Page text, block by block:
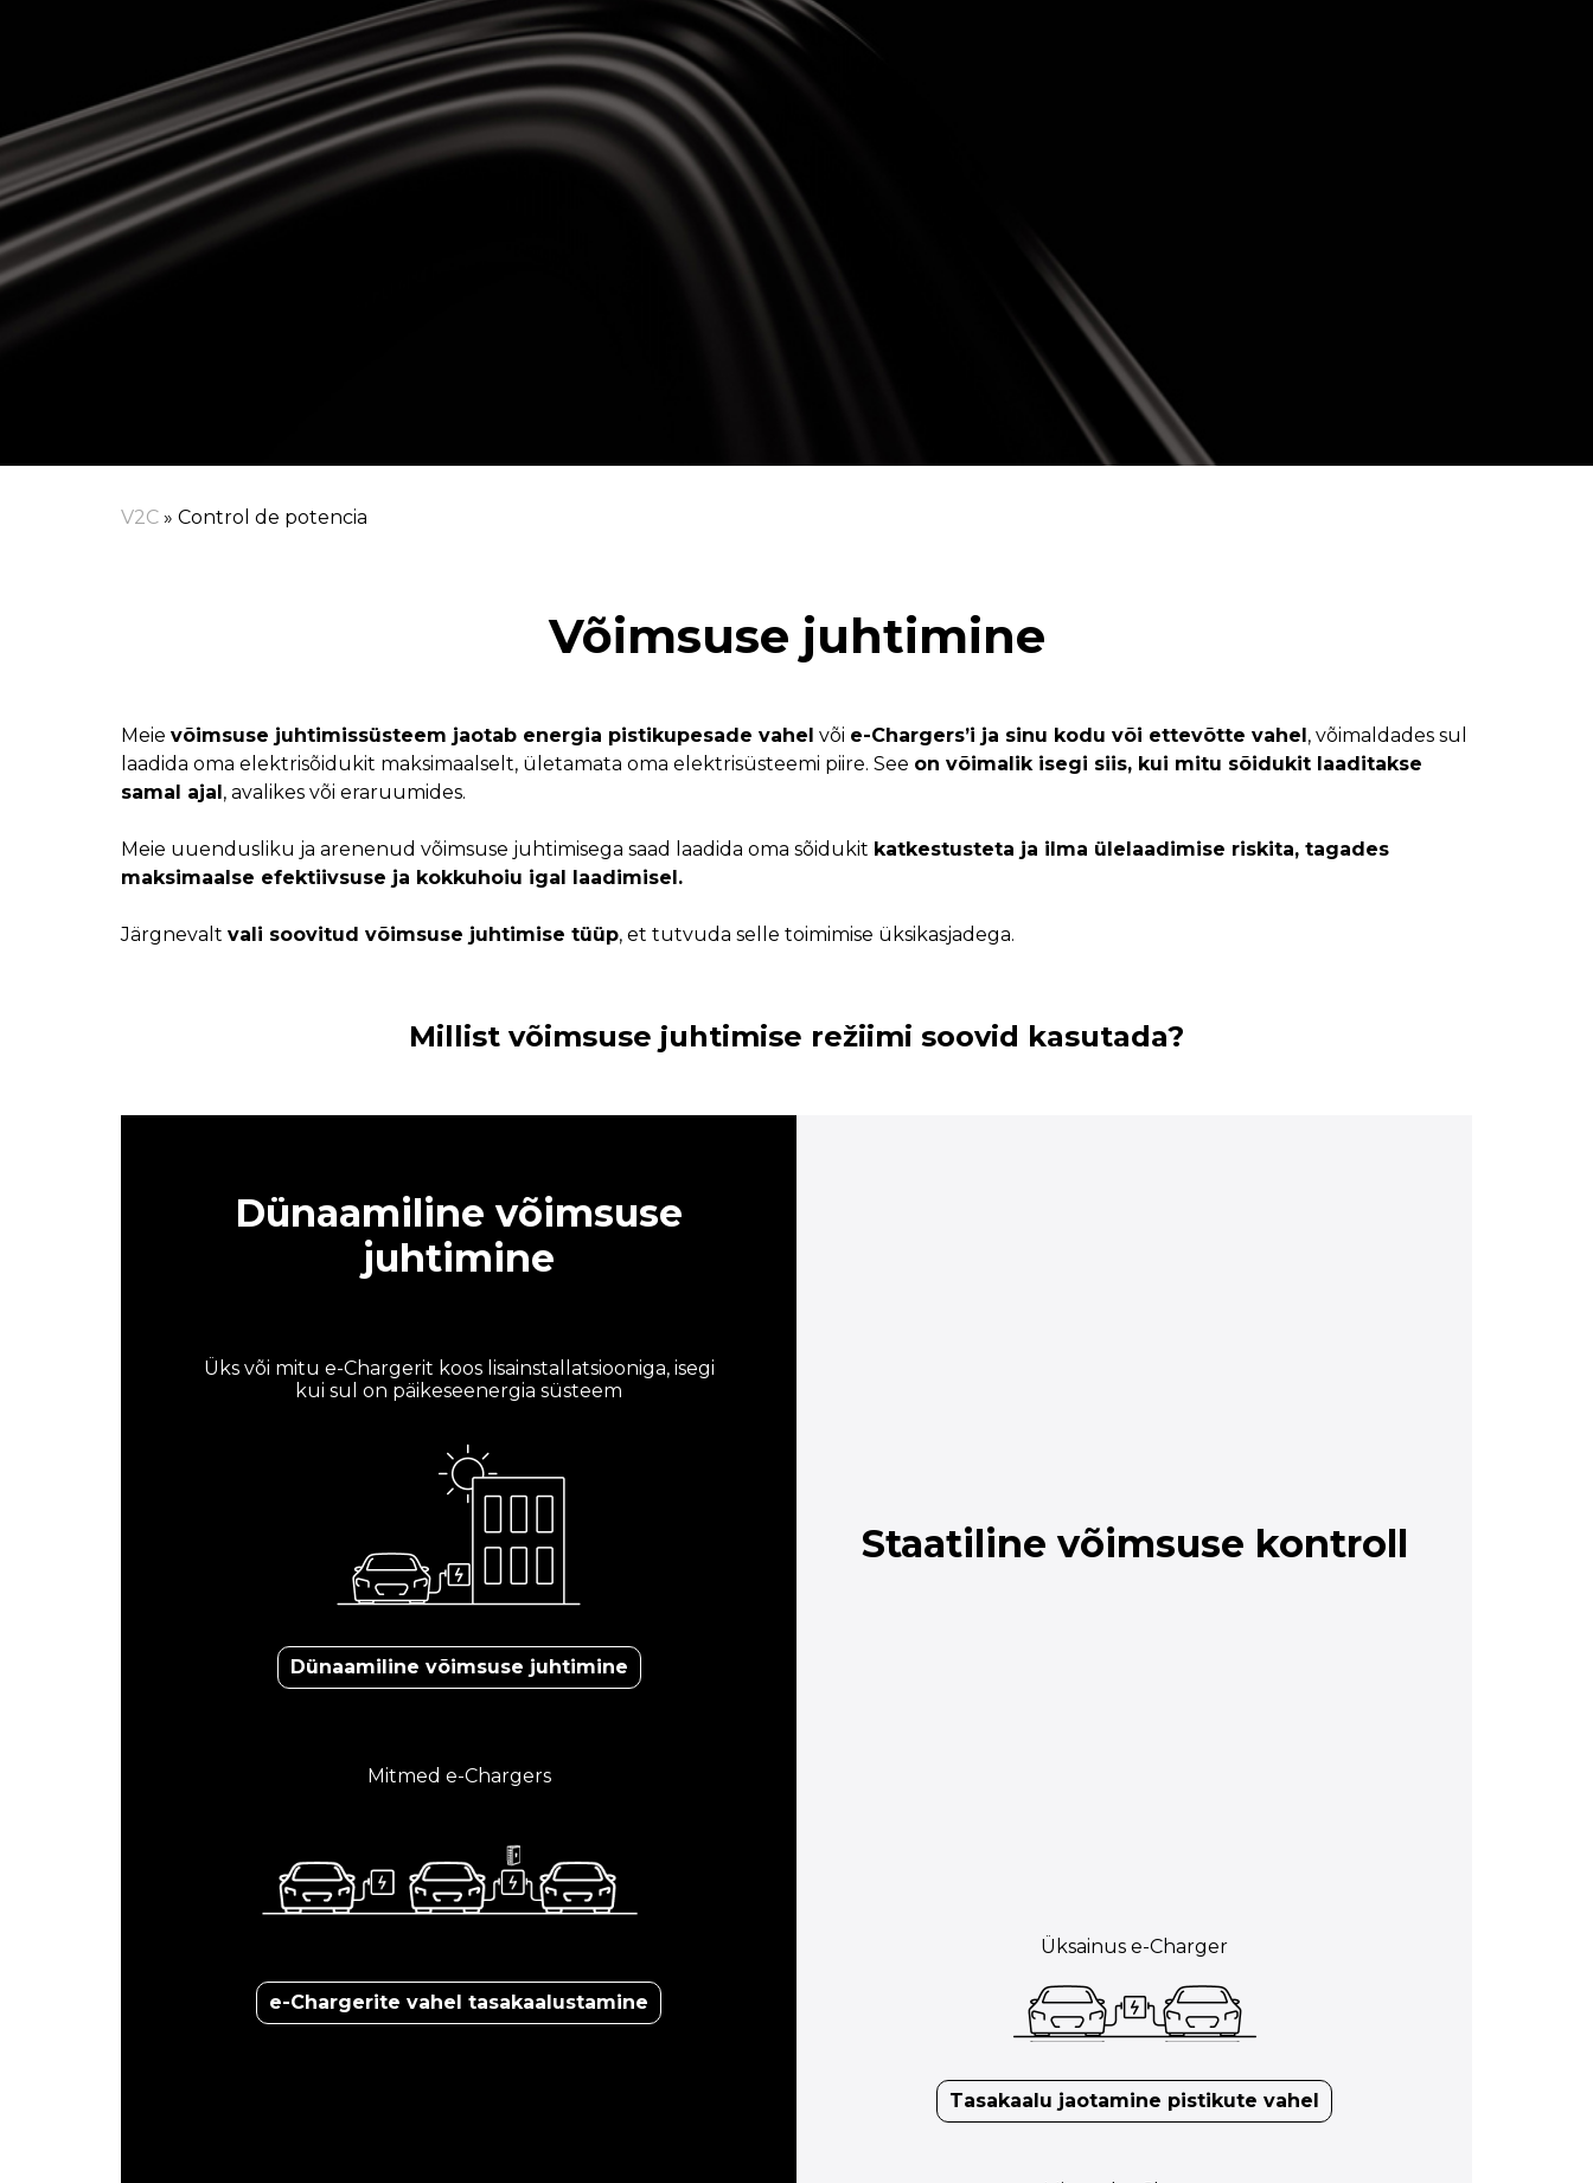
V2C » Control de potencia
Võimsuse juhtimine
Meie võimsuse juhtimissüsteem jaotab energia pistikupesade vahel või e-Chargers’i ja sinu kodu või ettevõtte vahel, võimaldades sul
laadida oma elektrisõidukit maksimaalselt, ületamata oma elektrisüsteemi piire. See on võimalik isegi siis, kui mitu sõidukit laaditakse
samal ajal, avalikes või eraruumides.
Meie uuendusliku ja arenenud võimsuse juhtimisega saad laadida oma sõidukit katkestusteta ja ilma ülelaadimise riskita, tagades
maksimaalse efektiivsuse ja kokkuhoiu igal laadimisel.
Järgnevalt vali soovitud võimsuse juhtimise tüüp, et tutvuda selle toimimise üksikasjadega.
Millist võimsuse juhtimise režiimi soovid kasutada?
Dünaamiline võimsuse
juhtimine
Üks või mitu e-Chargerit koos lisainstallatsiooniga, isegi
kui sul on päikeseenergia süsteem
Dünaamiline võimsuse juhtimine
Mitmed e-Chargers
e-Chargerite vahel tasakaalustamine
Staatiline võimsuse kontroll
Üksainus e-Charger
Tasakaalu jaotamine pistikute vahel